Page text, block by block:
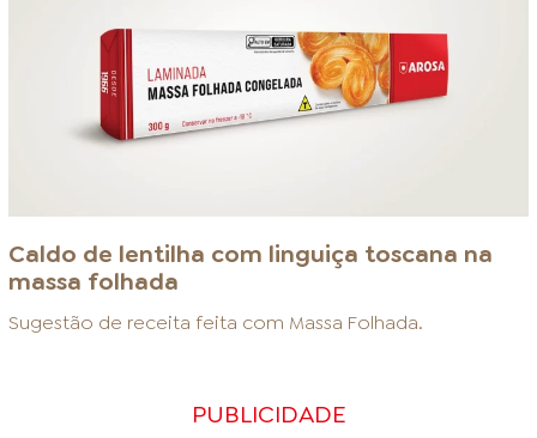
Caldo de lentilha com linguiça toscana na
massa folhada
Sugestão de receita feita com Massa Folhada.
PUBLICIDADE